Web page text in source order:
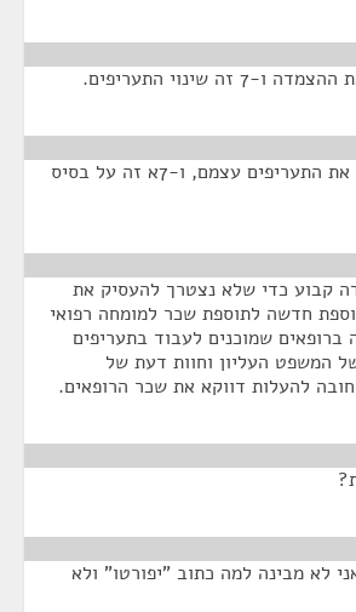
תיקון תקנה 7 מעדכן את התעריפים עצמם, ו-7א זה על בסיס
קבוע כדי שלא נצטרך להעסיק את
חדשה לתוספת שכר למומחה רפואי
שמוכנים לעבוד בתעריפים
המשפט העליון וחוות דעת של
להעלות דווקא את שכר הרופאים.
לא מבינה למה כתוב "יפורטו" ולא